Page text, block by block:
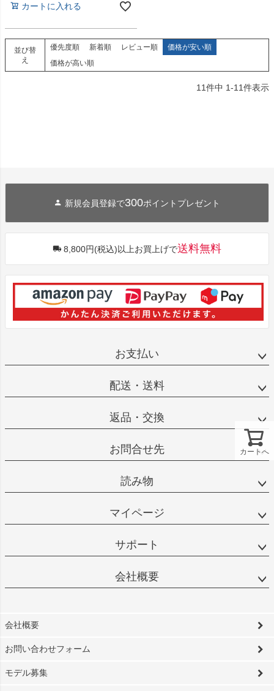
カートに入れる
並び替
え
優先度順 新着順 レビュー順
価格が安い順
価格が高い順
11件中 1-11件表示
カートへ
新規会員登録で300ポイントプレゼント
8,800円(税込)以上お買上げで送料無料
お支払い
配送・送料
返品・交換
お問合せ先
読み物
マイページ
サポート
会社概要
会社概要
お問い合わせフォーム
モデル募集